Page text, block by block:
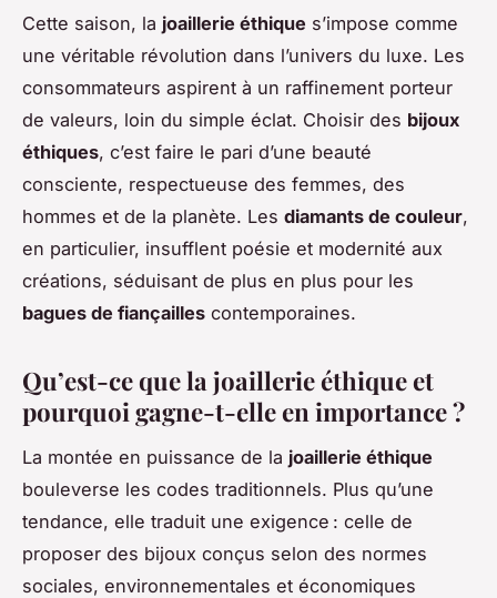
Cette saison, la joaillerie éthique s’impose comme
une véritable révolution dans l’univers du luxe. Les
consommateurs aspirent à un raffinement porteur
de valeurs, loin du simple éclat. Choisir des bijoux
éthiques, c’est faire le pari d’une beauté
consciente, respectueuse des femmes, des
hommes et de la planète. Les diamants de couleur,
en particulier, insufflent poésie et modernité aux
créations, séduisant de plus en plus pour les
bagues de fiançailles contemporaines.
Qu’est-ce que la joaillerie éthique et
pourquoi gagne-t-elle en importance ?
La montée en puissance de la joaillerie éthique
bouleverse les codes traditionnels. Plus qu’une
tendance, elle traduit une exigence : celle de
proposer des bijoux conçus selon des normes
sociales, environnementales et économiques